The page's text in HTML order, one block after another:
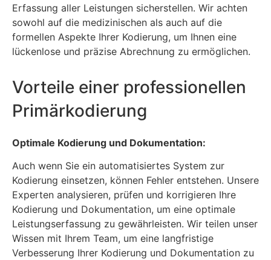
Erfassung aller Leistungen sicherstellen. Wir achten
sowohl auf die medizinischen als auch auf die
formellen Aspekte Ihrer Kodierung, um Ihnen eine
lückenlose und präzise Abrechnung zu ermöglichen.
Vorteile einer professionellen
Primärkodierung
Optimale Kodierung und Dokumentation:
Auch wenn Sie ein automatisiertes System zur
Kodierung einsetzen, können Fehler entstehen. Unsere
Experten analysieren, prüfen und korrigieren Ihre
Kodierung und Dokumentation, um eine optimale
Leistungserfassung zu gewährleisten. Wir teilen unser
Wissen mit Ihrem Team, um eine langfristige
Verbesserung Ihrer Kodierung und Dokumentation zu